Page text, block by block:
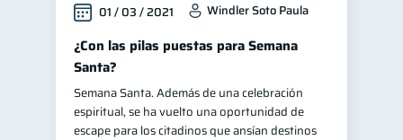
01 / 03 / 2021 Windler Soto Paula
¿Con las pilas puestas para Semana
Santa?
Semana Santa. Además de una celebración
espiritual, se ha vuelto una oportunidad de
escape para los citadinos que ansían destinos